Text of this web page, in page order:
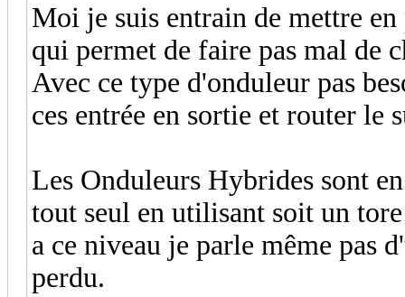
Moi je suis entrain de mettre
qui permet de faire pas mal de
Avec ce type d'onduleur pas
ces entrée en sortie et router le
Les Onduleurs Hybrides sont
tout seul en utilisant soit un
a ce niveau je parle même pas
perdu.